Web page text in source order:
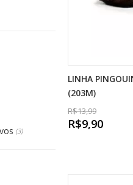
(3)
LINHA
(203M)
R$13,99
R$9,90